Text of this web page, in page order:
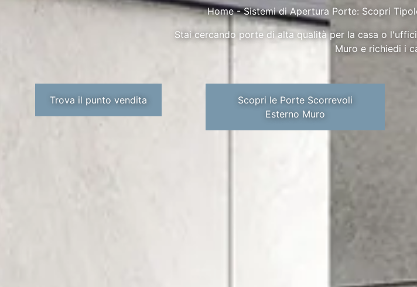
Home-Sistemi di Apertura Porte: Scopri
Stai cercando porte di alta qualità per la casa o
Muro e richiedi i
Trova il punto vendita
Scopri le Porte Scorrevoli
Esterno Muro